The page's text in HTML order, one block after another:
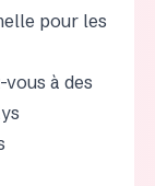
pour les
à des